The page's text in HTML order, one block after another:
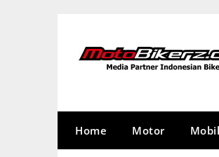
Home Motor Mobil